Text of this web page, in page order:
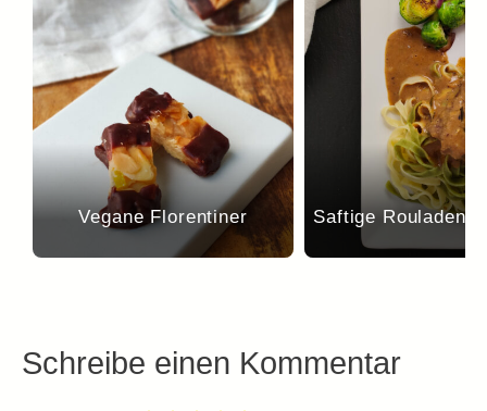
Vegane Florentiner Saftige Rouladen
Schreibe einen Kommentar